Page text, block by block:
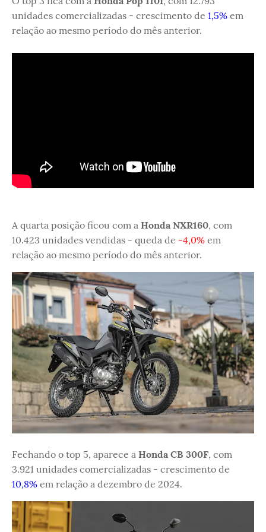
unidades comercializadas - crescimento de 1,5% em
relação ao mesmo período do mês anterior.
A quarta posição ficou com a Honda NXR160, com
10.423 unidades vendidas - queda de -4,0% em
relação ao mesmo período do mês anterior.
Fechando o top 5, aparece a Honda CB 300F, com
3.921 unidades comercializadas - crescimento de
10,8% em relação a dezembro de 2024.